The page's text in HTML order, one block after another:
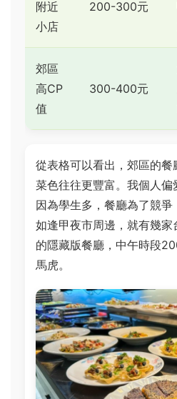
附近
小店
200-300元
郊區
高CP
值
300-400元
從表格可以看出，郊區的餐
菜色往往更豐富。我個人偏
因為學生多，餐廳為了競
如逢甲夜市周邊，就有幾
的隱藏版餐廳，中午時段
馬虎。